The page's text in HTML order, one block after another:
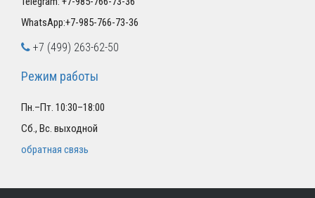
WhatsApp:+7-985-766-73-36
+7 (499) 263-62-50
Режим работы
Пн.–Пт. 10:30–18:00
Сб., Вс. выходной
обратная связь